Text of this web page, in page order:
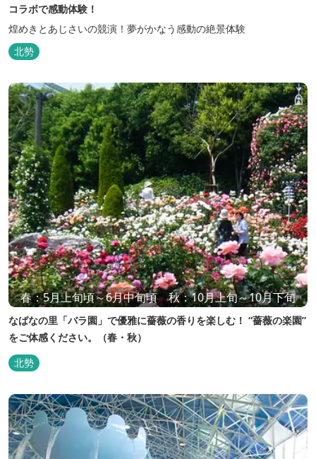
コラボで感動体験！
煌めきとあじさいの競演！夢がかなう感動の絶景体験
北勢
春：5月上旬頃～6月中旬頃 秋：10月上旬～10月下旬
なばなの里「バラ園」で優雅に薔薇の香りを楽しむ！ “薔薇の楽園”
をご体感ください。（春・秋）
北勢